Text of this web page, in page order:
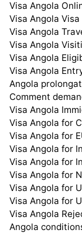
Visa Angola
Visa Angola
Visa Angola
Visa Angola
Visa Angola
Visa Angola
Angola
Comment
Visa Angola
Visa Angola for
Visa Angola for
Visa Angola for
Visa Angola for
Visa Angola for
Visa Angola for
Visa Angola for
Visa Angola
Angola